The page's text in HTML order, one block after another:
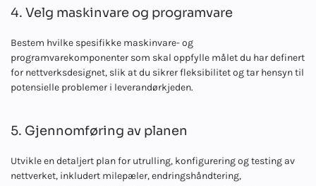
4. Velg maskinvare og programvare
Bestem hvilke spesifikke maskinvare- og
programvarekomponenter som skal oppfylle målet du har definert
for nettverksdesignet, slik at du sikrer fleksibilitet og tar hensyn til
potensielle problemer i leverandørkjeden.
5. Gjennomføring av planen
Utvikle en detaljert plan for utrulling, konfigurering og testing av
nettverket, inkludert milepæler, endringshåndtering,